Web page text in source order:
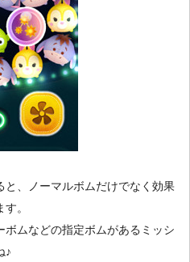
と、ノーマルボムだけでなく効果
。
ボムなどの指定ボムがあるミッシ
♪